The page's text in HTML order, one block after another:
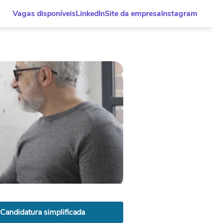
Vagas disponíveisLinkedInSite da empresaInstagram
Candidatura simplificada